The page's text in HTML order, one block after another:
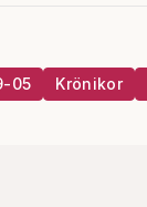
05 Krönikor